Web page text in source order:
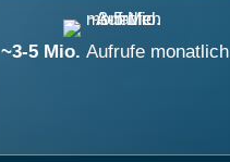
~3-5 Mio.Aufrufe monatlich